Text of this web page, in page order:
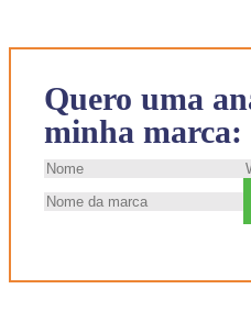
Quero uma
minha marca: